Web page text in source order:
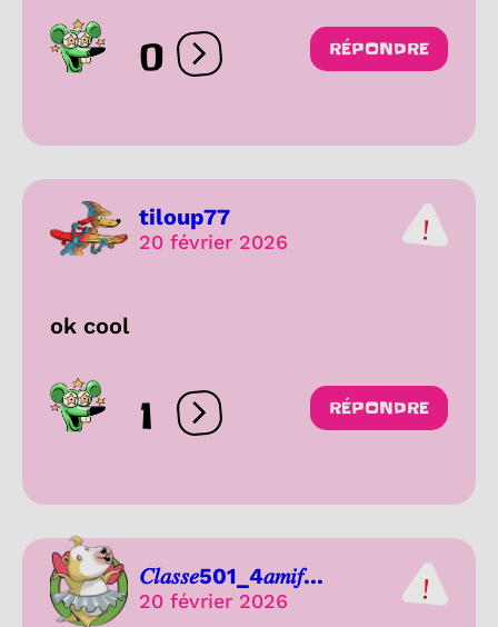
0 Ouvrir les réactions
RÉPONDRE
tiloup77
20 février 2026
ok cool
1 Ouvrir les réactions
RÉPONDRE
𝐶𝑙𝑎𝑠𝑠𝑒501_4𝑎𝑚𝑖𝑓...
20 février 2026